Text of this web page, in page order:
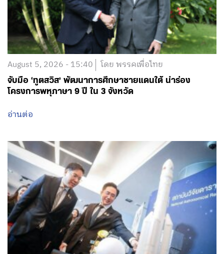
August 5, 2026 - 15:40 โดย พรรคเพื่อไทย
จับมือ ‘ทูตสวิส’ พัฒนาการศึกษาชายแดนใต้ นำร่อง
โครงการพหุภาษา 9 ปี ใน 3 จังหวัด
อ่านต่อ